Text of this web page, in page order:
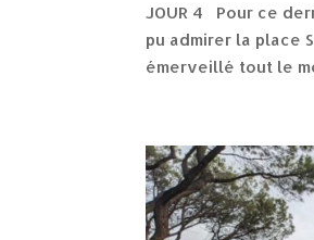
JOUR 4 Pour ce
pu admirer la place
émerveillé tout le